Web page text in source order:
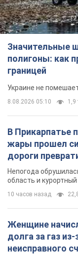
Значительные
полигоны: как
границей
Украине не
8.08.2026 05:10 1,9
В Прикарпатье
жары прошел
дороги
Непогода
область и
10 часов назад
Женщине
долга за газ
неисправного